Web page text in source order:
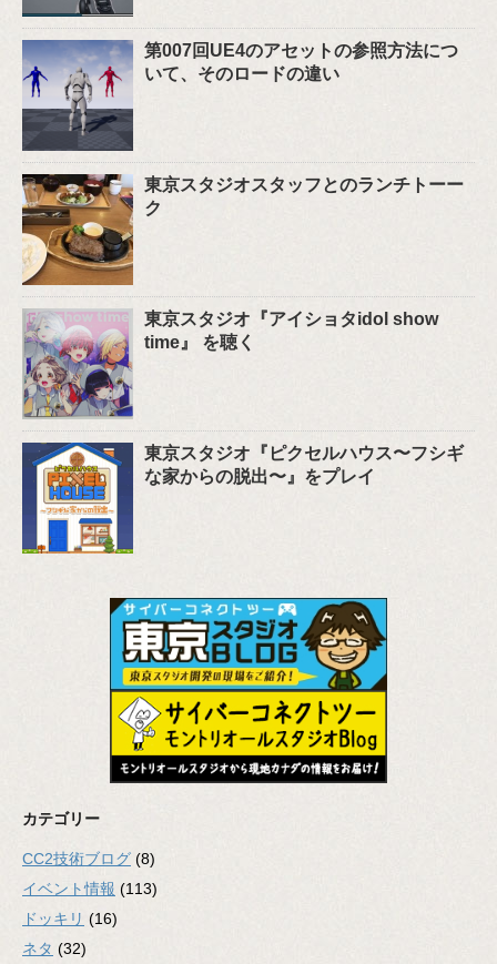
第007回UE4のアセットの参照方法につ
いて、そのロードの違い
東京スタジオスタッフとのランチトーー
ク
東京スタジオ『アイショタidol show
time』 を聴く
東京スタジオ『ピクセルハウス〜フシギ
な家からの脱出〜』をプレイ
カテゴリー
CC2技術ブログ (8)
イベント情報 (113)
ドッキリ (16)
ネタ (32)